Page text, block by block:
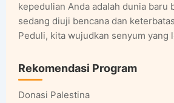
kepedulian Anda adalah dunia baru
sedang diuji bencana dan
Peduli, kita wujudkan senyum yang
Rekomendasi Program
Donasi Palestina